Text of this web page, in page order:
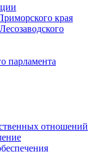
края
парламента
отношений